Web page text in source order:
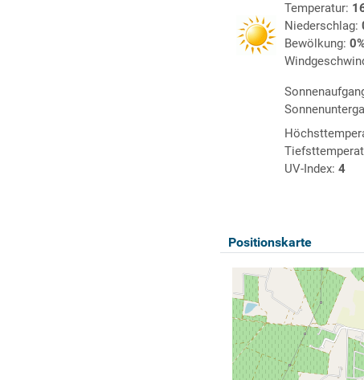
Temperatur:
Niederschlag:
Bewölkung:
UV-Index: 4
Positionskarte